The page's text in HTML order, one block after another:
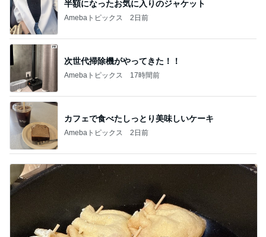
半額になったお気に入りのジャケット
Amebaトピックス 2日前
次世代掃除機がやってきた！！
Amebaトピックス 17時間前
カフェで食べたしっとり美味しいケーキ
Amebaトピックス 2日前